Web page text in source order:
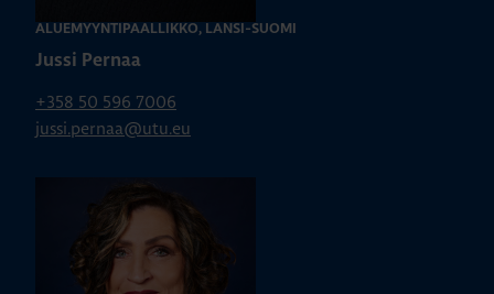
ALUEMYYNTIPÄÄLLIKKÖ, LÄNSI-SUOMI
Jussi Pernaa
+358 50 596 7006
jussi.pernaa@utu.eu